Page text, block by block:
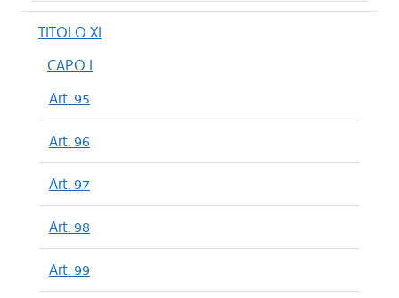
TITOLO XI
CAPO I
Art. 95
Art. 96
Art. 97
Art. 98
Art. 99